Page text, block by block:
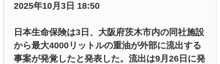
2025年10月3日 18:50
日本生命保険は3日、大阪府茨木市内の同社施設
から最大4000リットルの重油が外部に流出する
事案が発覚したと発表した。流出は9月26日に発